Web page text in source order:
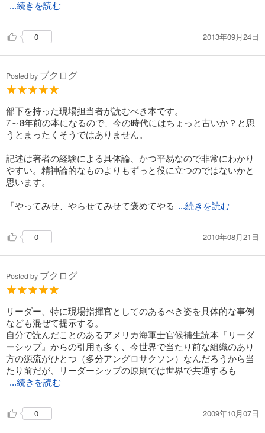
...続きを読む
0 2013年09月24日
Posted by ブクログ
部下を持った現場担当者が読むべき本です。
7～8年前の本になるので、今の時代にはちょっと古いか？と思
うとまったくそうではありません。
記述は著者の経験による具体論、かつ平易なので非常にわかり
やすい。精神論的なものよりもずっと役に立つのではないかと
思います。
「やってみせ、やらせてみせて褒めてやる ...続きを読む
0 2010年08月21日
Posted by ブクログ
リーダー、特に現場指揮官としてのあるべき姿を具体的な事例
なども混ぜて提示する。
自分で読んだことのあるアメリカ海軍士官候補生読本『リーダ
ーシップ』からの引用も多く、今世界で当たり前な組織のあり
方の源流がひとつ（多分アングロサクソン）なんだろうから当
たり前だが、リーダーシップの原則では世界で共通するも
...続きを読む
0 2009年10月07日